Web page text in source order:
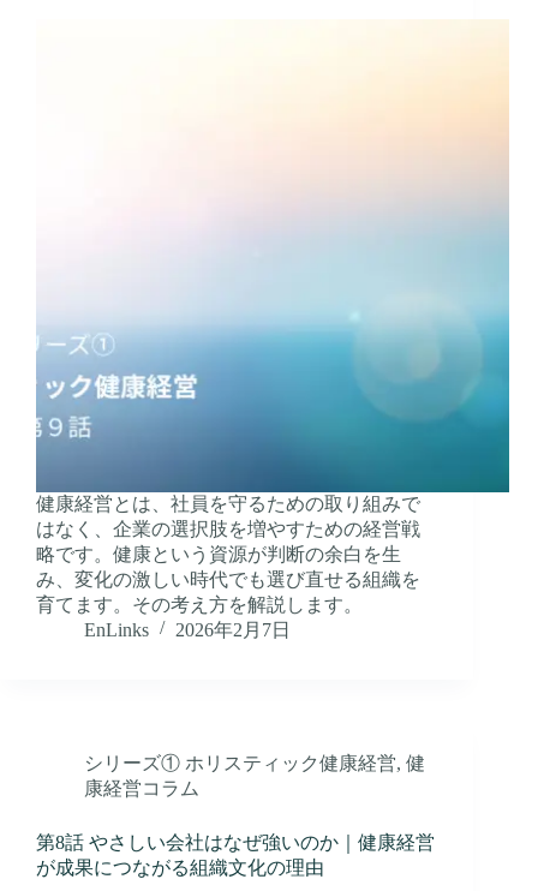
健康経営とは、社員を守るための取り組みで
はなく、企業の選択肢を増やすための経営戦
略です。健康という資源が判断の余白を生
み、変化の激しい時代でも選び直せる組織を
育てます。その考え方を解説します。
EnLinks
2026年2月7日
シリーズ① ホリスティック健康経営, 健
康経営コラム
第8話 やさしい会社はなぜ強いのか｜健康経営
が成果につながる組織文化の理由